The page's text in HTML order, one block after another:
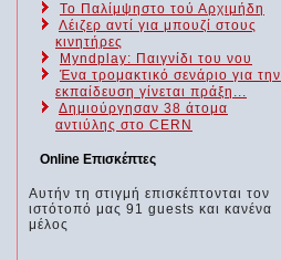
Το Παλίμψηστο τού Αρχιμήδη
Λέιζερ αντί για μπουζί στους
κινητήρες
Myndplay: Παιγνίδι του νου
Ένα τρομακτικό σενάριο για την
εκπαίδευση γίνεται πράξη...
Δημιούργησαν 38 άτομα
αντιύλης στο CERN
Online Επισκέπτες
Αυτήν τη στιγμή επισκέπτονται τον
ιστότοπό μας 91 guests και κανένα
μέλος